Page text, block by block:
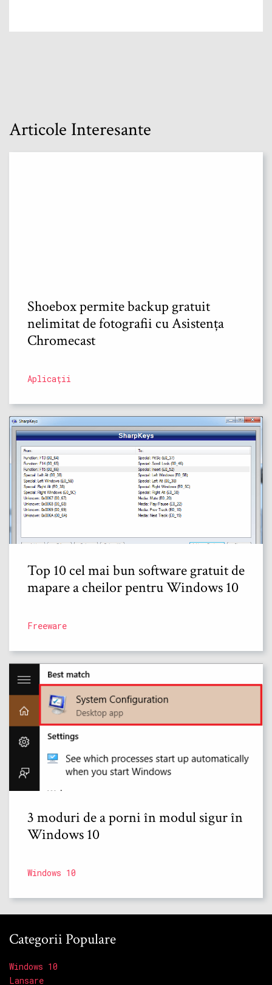
Articole Interesante
Shoebox permite backup gratuit
nelimitat de fotografii cu Asistența
Chromecast
Aplicații
Top 10 cel mai bun software gratuit de
mapare a cheilor pentru Windows 10
Freeware
3 moduri de a porni în modul sigur în
Windows 10
Windows 10
Categorii Populare
Windows 10
Lansare